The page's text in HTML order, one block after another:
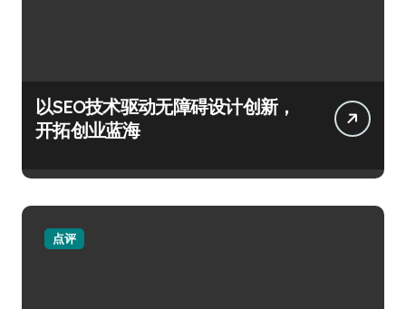
以SEO技术驱动无障碍设计创新，
开拓创业蓝海
点评